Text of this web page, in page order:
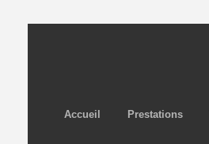
Accueil Prestations